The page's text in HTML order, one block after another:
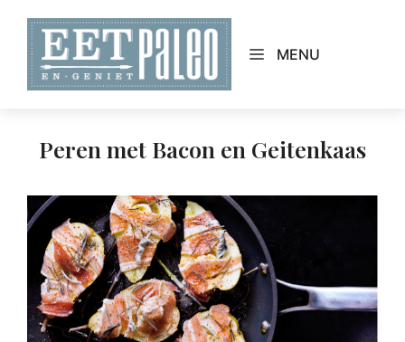
content
MENU
Peren met Bacon en Geitenkaas